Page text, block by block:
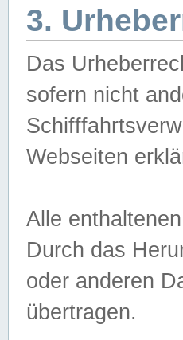
3.
Das
sofern nicht
Webseiten
Alle
Durch das
oder anderen
übertragen.